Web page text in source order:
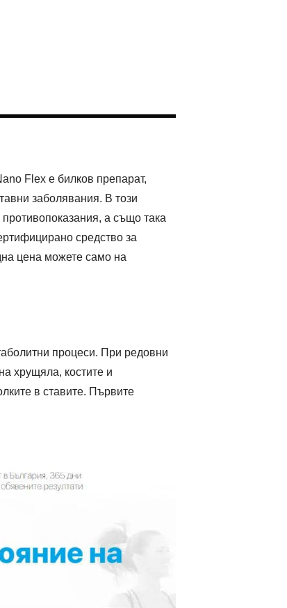
Flex е билков препарат,
заболявания. В този
а също така
средство за
цена можете само на
процеси. При редовни
хрущяла, костите и
в ставите. Първите